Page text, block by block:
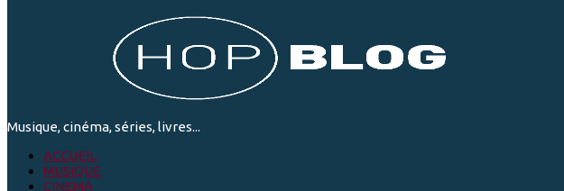
Musique, cinéma, séries, livres...
ACCUEIL
MUSIQUE
CINEMA